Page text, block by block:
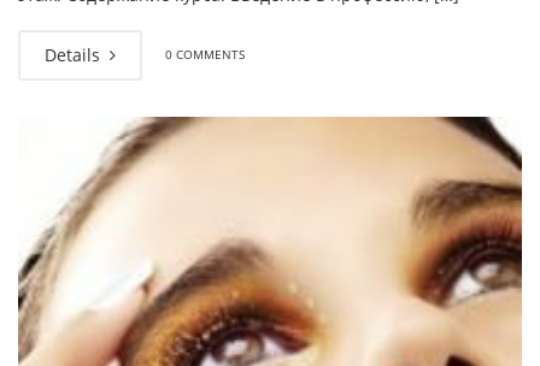
Details 0 COMMENTS